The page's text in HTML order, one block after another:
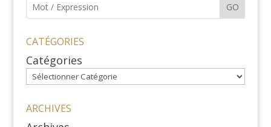
GO
CATÉGORIES
Catégories
ARCHIVES